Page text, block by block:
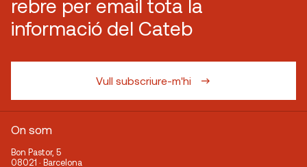
rebre per email tota la
informació del Cateb
Vull subscriure-m'hi
On som
Bon Pastor, 5
08021 · Barcelona